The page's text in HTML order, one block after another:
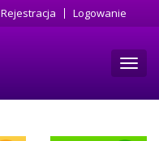
Rejestracja Logowanie